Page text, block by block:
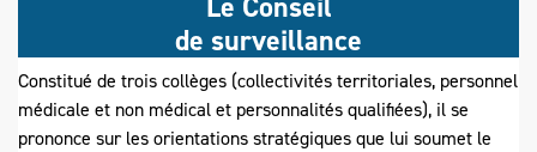
de surveillance
Constitué de trois collèges (collectivités territoriales, personnel
médicale et non médical et personnalités qualifiées), il se
prononce sur les orientations stratégiques que lui soumet le